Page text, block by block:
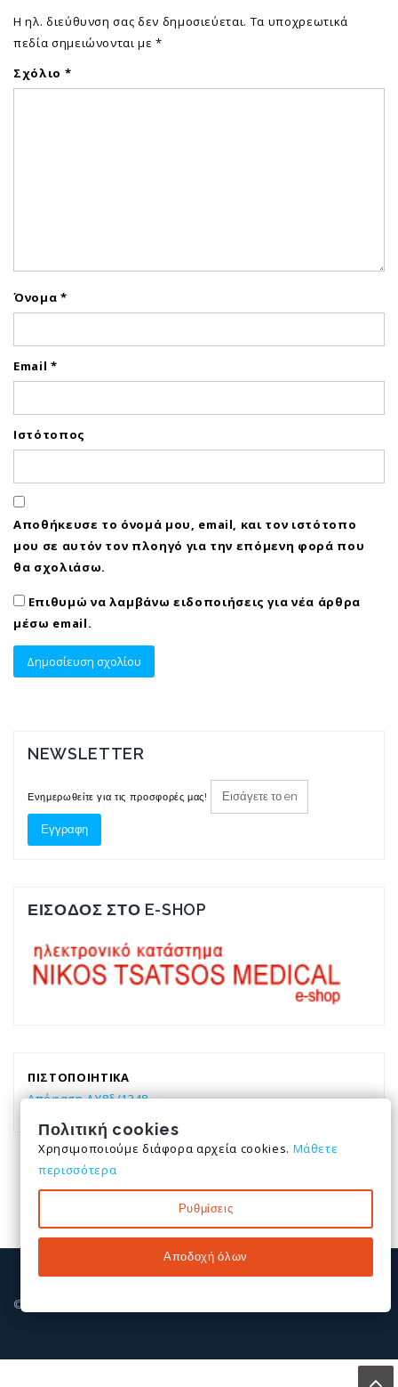
Η ηλ. διεύθυνση σας δεν δημοσιεύεται. Τα υποχρεωτικά
πεδία σημειώνονται με*
Σχόλιο *
Όνομα *
Email *
Ιστότοπος
Αποθήκευσε το όνομά μου, email, και τον ιστότοπο
μου σε αυτόν τον πλοηγό για την επόμενη φορά που
θα σχολιάσω.
Επιθυμώ να λαμβάνω ειδοποιήσεις για νέα άρθρα
μέσω email.
NEWSLETTER
Ενημερωθείτε για τις προσφορές μας!
ΕΙΣΟΔΟΣ ΣΤΟ E-SHOP
ΠΙΣΤΟΠΟΙΗΤΙΚΑ
Απόφαση ΔΥ8δ/1348
© All rights reserved. 2026
Πολιτική cookies
Χρησιμοποιούμε διάφορα αρχεία cookies. Μάθετε
περισσότερα
Ρυθμίσεις
Αποδοχή όλων